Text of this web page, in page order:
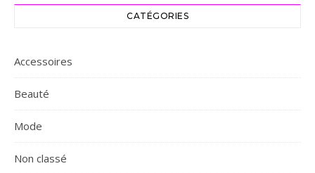
CATÉGORIES
Accessoires
Beauté
Mode
Non classé